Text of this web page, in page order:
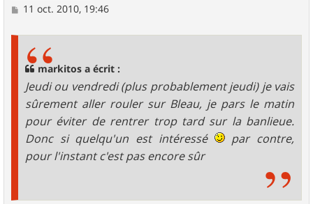
M11 oct. 2010, 19:46
markitos a écrit :
Jeudi ou vendredi (plus probablement jeudi) je vais
sûrement aller rouler sur Bleau, je pars le matin
pour éviter de rentrer trop tard sur la banlieue.
Donc si quelqu'un est intéressé
par contre,
pour l'instant c'est pas encore sûr